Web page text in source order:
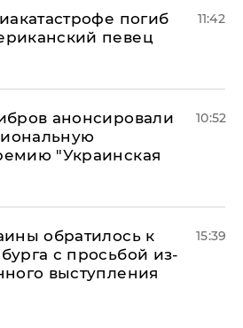
погиб
певец
11:42
анонсировали
"Украинская
10:52
обратилось к
с просьбой из-
выступления
15:39